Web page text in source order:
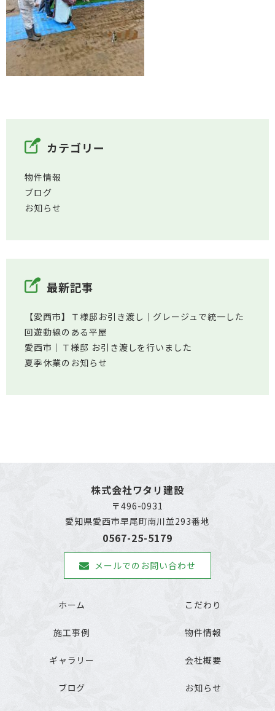
カテゴリー
物件情報
ブログ
お知らせ
最新記事
【愛西市】Ｔ様邸お引き渡し｜グレージュで統一した
回遊動線のある平屋
愛西市│Ｔ様邸 お引き渡しを行いました
夏季休業のお知らせ
株式会社ワタリ建設
〒496-0931
愛知県愛西市早尾町南川並293番地
0567-25-5179
メールでのお問い合わせ
ホーム こだわり
施工事例 物件情報
ギャラリー 会社概要
ブログ お知らせ